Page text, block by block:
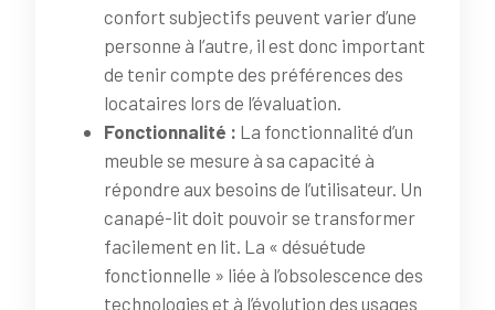
confort subjectifs peuvent varier d’une
personne à l’autre, il est donc important
de tenir compte des préférences des
locataires lors de l’évaluation.
Fonctionnalité : La fonctionnalité d’un
meuble se mesure à sa capacité à
répondre aux besoins de l’utilisateur. Un
canapé-lit doit pouvoir se transformer
facilement en lit. La « désuétude
fonctionnelle » liée à l’obsolescence des
technologies et à l’évolution des usages